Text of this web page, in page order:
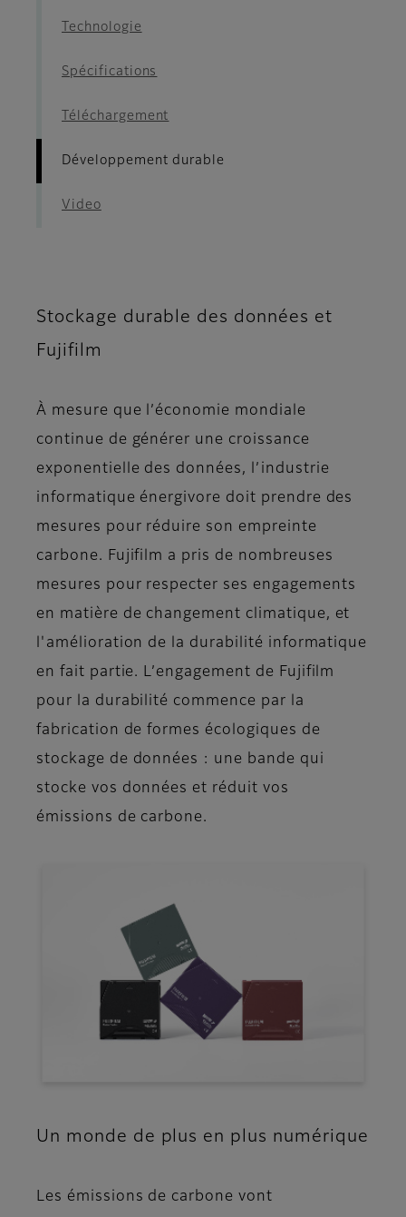
Technologie
Spécifications
Téléchargement
Développement durable
Video
Stockage durable des données et
Fujifilm
À mesure que l’économie mondiale
continue de générer une croissance
exponentielle des données, l’industrie
informatique énergivore doit prendre des
mesures pour réduire son empreinte
carbone. Fujifilm a pris de nombreuses
mesures pour respecter ses engagements
en matière de changement climatique, et
l'amélioration de la durabilité informatique
en fait partie. L’engagement de Fujifilm
pour la durabilité commence par la
fabrication de formes écologiques de
stockage de données : une bande qui
stocke vos données et réduit vos
émissions de carbone.
Un monde de plus en plus numérique
Les émissions de carbone vont